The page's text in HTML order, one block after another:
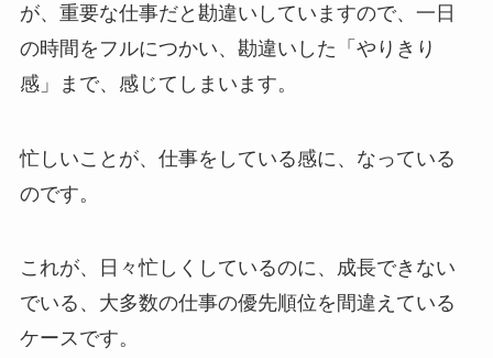
が、重要な仕事だと勘違いしていますので、一日
の時間をフルにつかい、勘違いした「やりきり
感」まで、感じてしまいます。
忙しいことが、仕事をしている感に、なっている
のです。
これが、日々忙しくしているのに、成長できない
でいる、大多数の仕事の優先順位を間違えている
ケースです。